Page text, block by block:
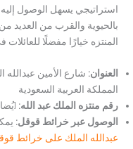
استراتيجي يسهل الوصول
بالحيوية والقرب من العديد
المنتزه خيارًا مفضلًا
العنوان:
المملكة العربية السعودية
رقم منتزه الملك عبد الله:
الوصول عبر خرائط قوقل:
عبدالله الملك على خرائط